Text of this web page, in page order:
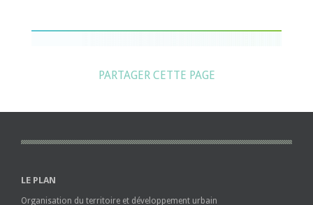
PARTAGER CETTE PAGE
LE PLAN
Organisation du territoire et développement urbain